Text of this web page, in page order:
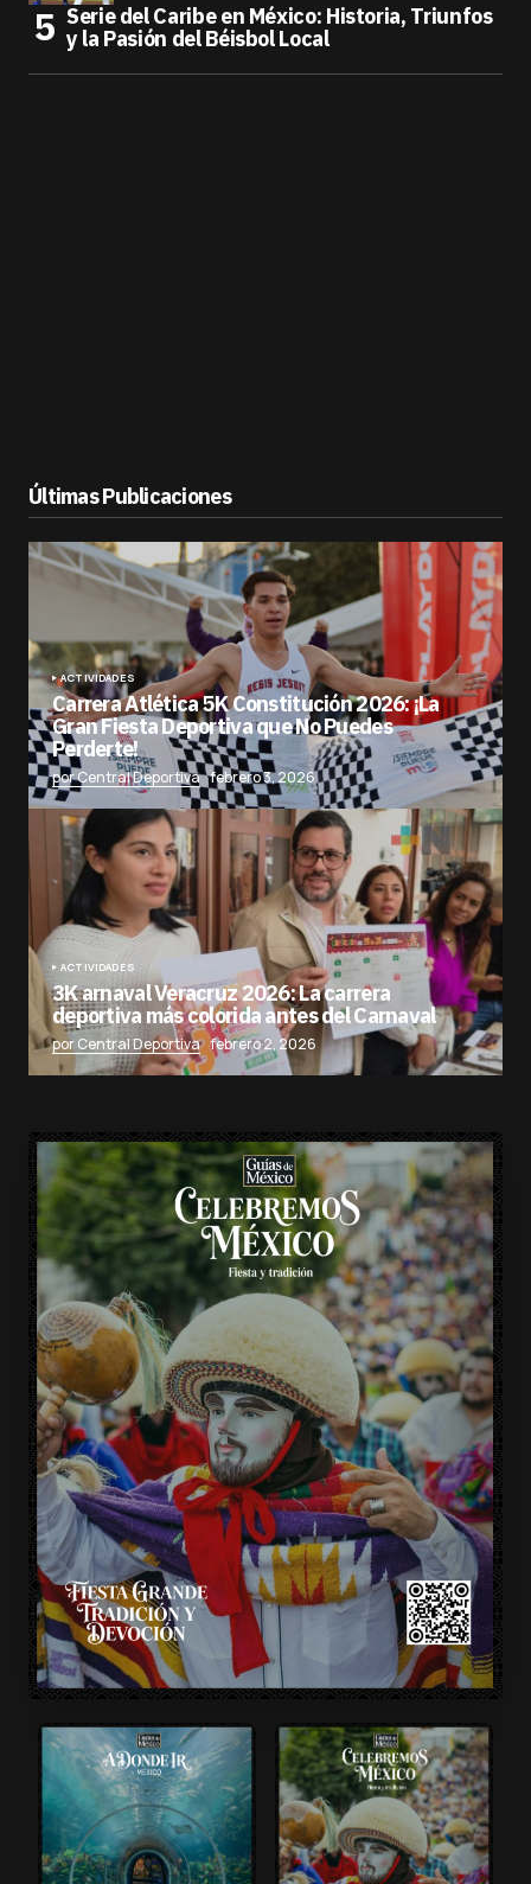
Serie del Caribe en México: Historia, Triunfos
y la Pasión del Béisbol Local
Últimas Publicaciones
ACTIVIDADES
Carrera Atlética 5K Constitución 2026: ¡La
Gran Fiesta Deportiva que No Puedes
Perderte!
por Central Deportiva febrero 3, 2026
ACTIVIDADES
3K arnaval Veracruz 2026: La carrera
deportiva más colorida antes del Carnaval
por Central Deportiva febrero 2, 2026